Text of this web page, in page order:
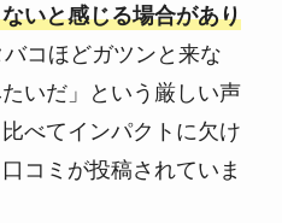
いと感じる場合があり
コほどガツンと来な
いだ」という厳しい声
べてインパクトに欠け
コミが投稿されていま